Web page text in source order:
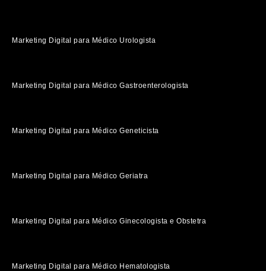
Marketing Digital para Médico Urologista
Marketing Digital para Médico Gastroenterologista
Marketing Digital para Médico Geneticista
Marketing Digital para Médico Geriatra
Marketing Digital para Médico Ginecologista e Obstetra
Marketing Digital para Médico Hematologista